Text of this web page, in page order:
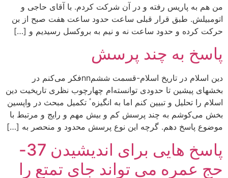
من هم به پاریس رفته و در آن شرکت کردم. با آقای حاجی و
اتومبیلش. طبق قرار قبلی ساعت حدود ساعت هفت صبح از بن
حرکت کرده و حدود ساعت نه و نیم به بروکسل رسیدیم و […]
پاسخ به چند پرسش
دین اسلام در تاریخ اسلام-قسمت ششمnnفکر می‌کنم در
بخشهای پیشین تا حدودی توانسته‌ام چهارچوب نظری تاریخیت دین
اسلام را تحلیل و تبیین کنم اما به انگیزهٴ تکمیل مبحث در واپسین
بخش می‌کوشم به چند پرسش کم و بیش مهم و رایج و مرتبط با
موضوع پاسخ دهم. گرچه این نوع پرسش محدود و منحصر به […]
پاسخ هایی برای اندیشیدن 37-
حج عمره می تواند جای تمتع را